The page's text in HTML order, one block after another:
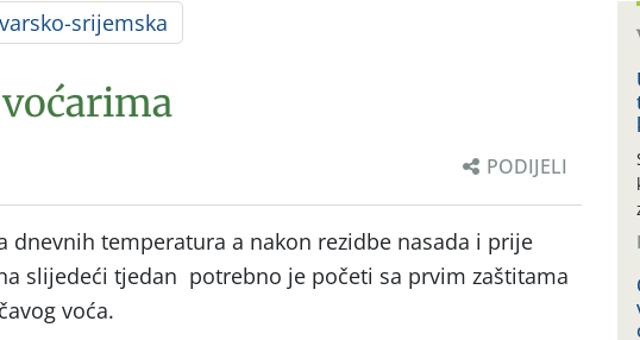
srijemska
PODIJELI
dnevnih temperatura a nakon rezidbe nasada i prije
slijedeći tjedan potrebno je početi sa prvim zaštitama
voća.